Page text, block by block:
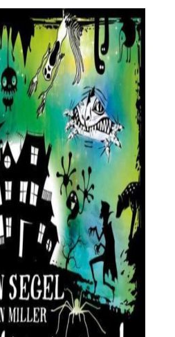
om contact op te nemen, in
privacybeleid.